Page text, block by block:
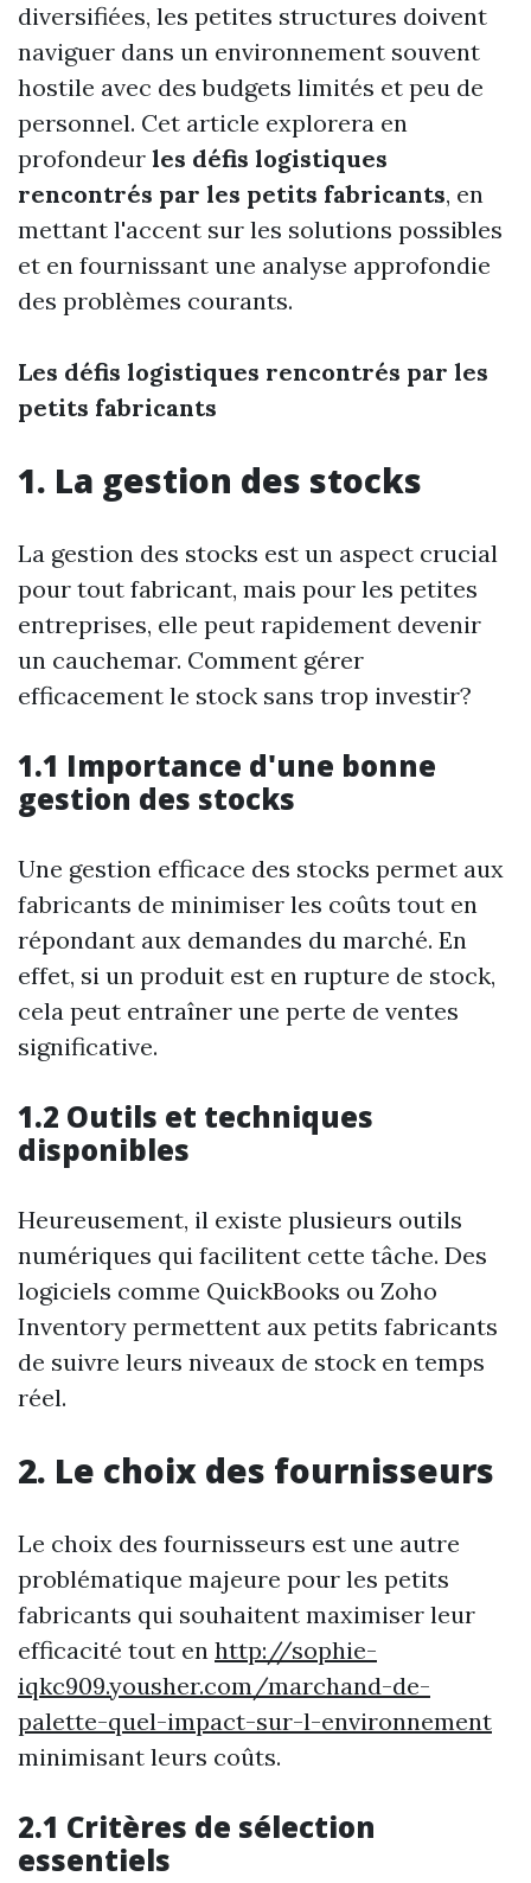
diversifiées, les petites structures doivent
naviguer dans un environnement souvent
hostile avec des budgets limités et peu de
personnel. Cet article explorera en
profondeur les défis logistiques
rencontrés par les petits fabricants, en
mettant l'accent sur les solutions possibles
et en fournissant une analyse approfondie
des problèmes courants.
Les défis logistiques rencontrés par les
petits fabricants
1. La gestion des stocks
La gestion des stocks est un aspect crucial
pour tout fabricant, mais pour les petites
entreprises, elle peut rapidement devenir
un cauchemar. Comment gérer
efficacement le stock sans trop investir?
1.1 Importance d'une bonne
gestion des stocks
Une gestion efficace des stocks permet aux
fabricants de minimiser les coûts tout en
répondant aux demandes du marché. En
effet, si un produit est en rupture de stock,
cela peut entraîner une perte de ventes
significative.
1.2 Outils et techniques
disponibles
Heureusement, il existe plusieurs outils
numériques qui facilitent cette tâche. Des
logiciels comme QuickBooks ou Zoho
Inventory permettent aux petits fabricants
de suivre leurs niveaux de stock en temps
réel.
2. Le choix des fournisseurs
Le choix des fournisseurs est une autre
problématique majeure pour les petits
fabricants qui souhaitent maximiser leur
efficacité tout en http://sophie-
iqkc909.yousher.com/marchand-de-
palette-quel-impact-sur-l-environnement
minimisant leurs coûts.
2.1 Critères de sélection
essentiels